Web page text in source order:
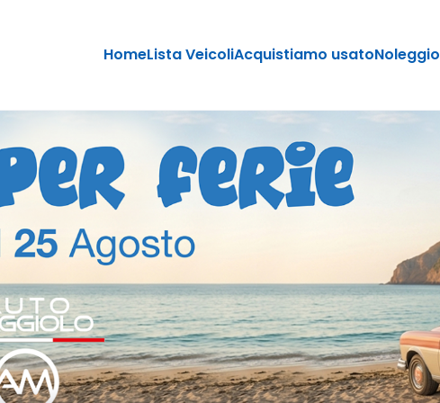
HomeLista VeicoliAcquistiamo usatoNoleggio